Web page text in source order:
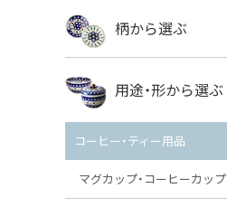
ボレス
VENA
ミレナ
柄から選ぶ
ボレス
用途・形から選ぶ
コーヒー・ティー用品
マグカップ・コーヒーカップ